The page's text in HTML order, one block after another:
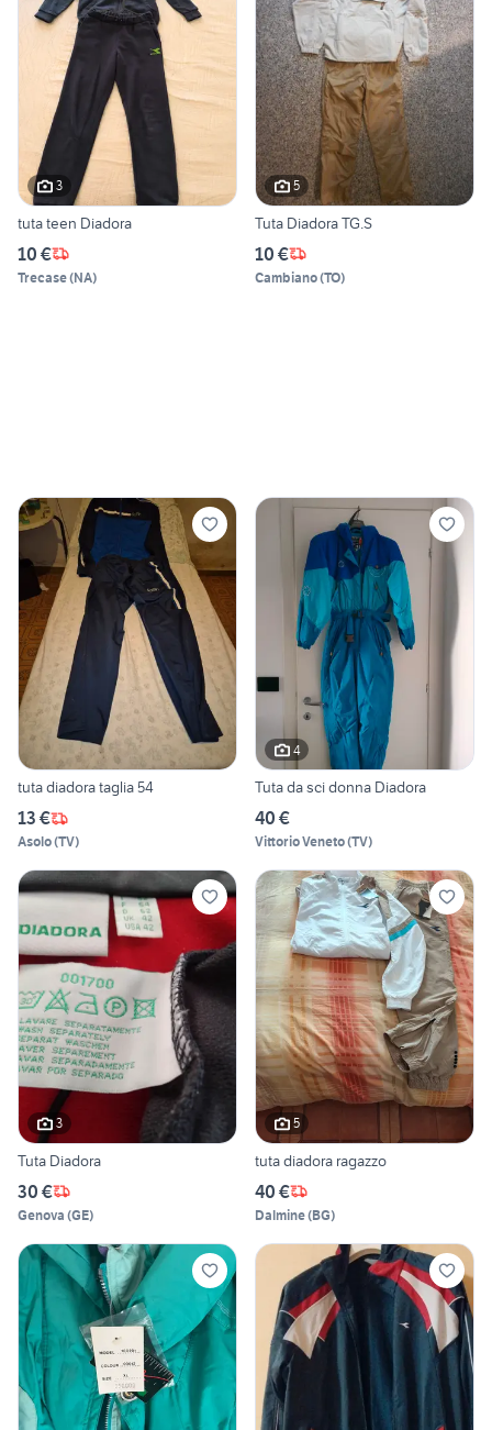
3
tuta teen Diadora
10 €
Trecase(NA)
5
Tuta Diadora TG.S
10 €
Cambiano(TO)
tuta diadora taglia 54
13 €
Asolo(TV)
4
Tuta da sci donna Diadora
40 €
Vittorio Veneto(TV)
3
Tuta Diadora
30 €
Genova (GE)
5
tuta diadora ragazzo
40 €
Dalmine(BG)